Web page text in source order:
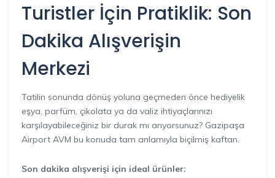
Turistler İçin Pratiklik: Son
Dakika Alışverişin
Merkezi
Tatilin sonunda dönüş yoluna geçmeden önce hediyelik
eşya, parfüm, çikolata ya da valiz ihtiyaçlarınızı
karşılayabileceğiniz bir durak mı arıyorsunuz? Gazipaşa
Airport AVM bu konuda tam anlamıyla biçilmiş kaftan.
Son dakika alışverişi için ideal ürünler: